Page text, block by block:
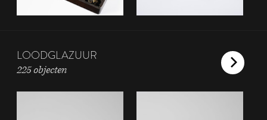
LOODGLAZUUR
225 objecten